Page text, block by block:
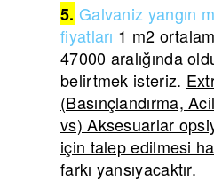
5. Galvaniz yangın
fiyatları 1 m2
47000 aralığında
belirtmek isteriz.
(Basınçlandırma,
vs) Aksesuarlar
için talep edilmesi
farkı yansıyacaktır.